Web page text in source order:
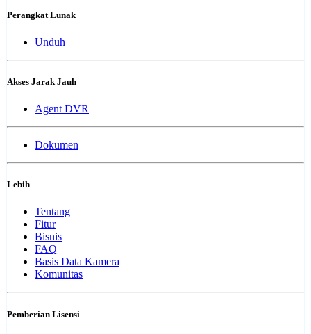
Perangkat Lunak
Unduh
Akses Jarak Jauh
Agent DVR
Dokumen
Lebih
Tentang
Fitur
Bisnis
FAQ
Basis Data Kamera
Komunitas
Pemberian Lisensi